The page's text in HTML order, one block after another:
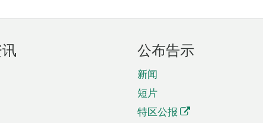
公布告示
新闻
短片
特区公报